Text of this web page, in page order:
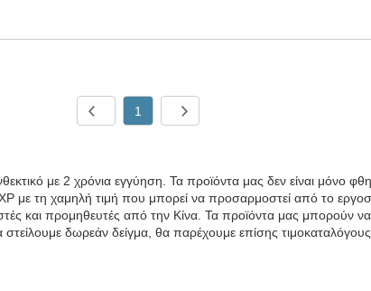
1
με 2 χρόνια εγγύηση. Τα προϊόντα μας δεν είναι μόνο
με τη χαμηλή τιμή που μπορεί να προσαρμοστεί από το
και προμηθευτές από την Κίνα. Τα προϊόντα μας μπορούν
δωρεάν δείγμα, θα παρέχουμε επίσης